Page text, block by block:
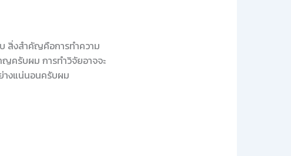
สิ่งสำคัญคือการทำความ
ญครับผม การทำวิจัยอาจจะ
างแน่นอนครับผม